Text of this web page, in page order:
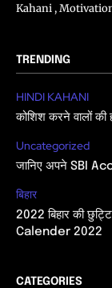
Kahani ,
TRENDING
HINDI KAHANI
कोशिश करने वालों की
Uncategorized
जानिए अपने SBI
बिहार
2022 बिहार की
Calender 2022
CATEGORIES